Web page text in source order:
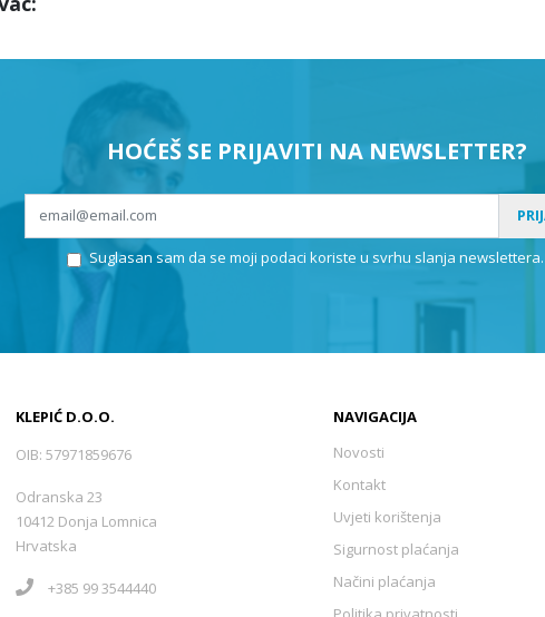
HOĆEŠ SE PRIJAVITI NA NEWSLETTER?
Suglasan sam da se moji podaci koriste u svrhu slanja newslettera.
KLEPIĆ D.O.O.
OIB: 57971859676
Odranska 23
10412 Donja Lomnica
Hrvatska
+385 99 3544440
NAVIGACIJA
Novosti
Kontakt
Uvjeti korištenja
Sigurnost plaćanja
Načini plaćanja